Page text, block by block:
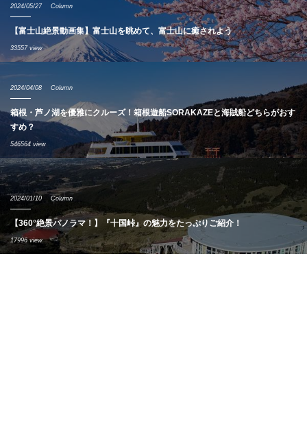
2024/05/27 Column
【富士山絶景動画集】富士山を眺めて、富士山に癒されよう
33557 view
2024/04/08 Column
箱根・芦ノ湖を優雅にクルーズ！箱根遊船SORAKAZEと海賊船どちらがおす
すめ？
546564 view
2024/01/10 Column
【360°絶景パノラマ！】『十国峠』の魅力をたっぷりご紹介！
17996 view